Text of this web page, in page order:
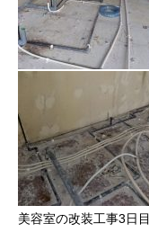
美容室の改装工事3日目